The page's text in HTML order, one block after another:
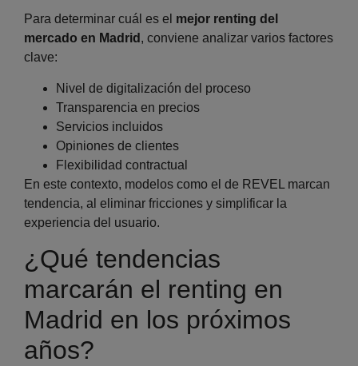
Para determinar cuál es el mejor renting del
mercado en Madrid , conviene analizar varios factores
clave:
Nivel de digitalización del proceso
Transparencia en precios
Servicios incluidos
Opiniones de clientes
Flexibilidad contractual
En este contexto, modelos como el de REVEL marcan
tendencia, al eliminar fricciones y simplificar la
experiencia del usuario.
¿Qué tendencias
marcarán el renting en
Madrid en los próximos
años?